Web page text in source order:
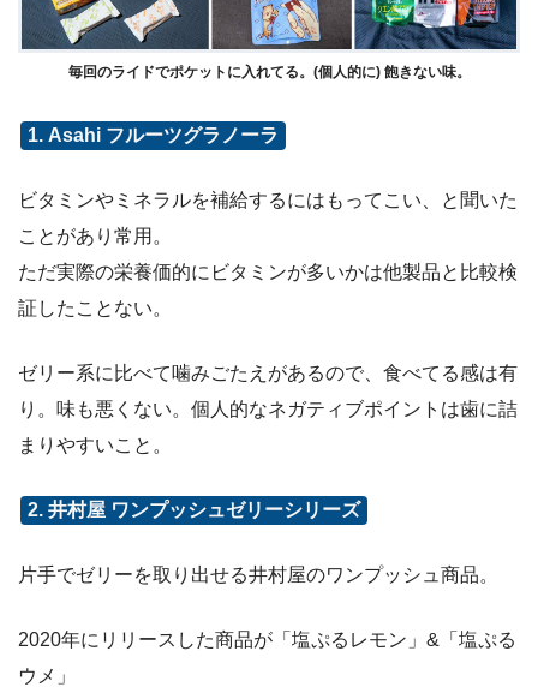
毎回のライドでポケットに入れてる。(個人的に) 飽きない味。
1. Asahi フルーツグラノーラ
ビタミンやミネラルを補給するにはもってこい、と聞いた
ことがあり常用。
ただ実際の栄養価的にビタミンが多いかは他製品と比較検
証したことない。
ゼリー系に比べて噛みごたえがあるので、食べてる感は有
り。味も悪くない。個人的なネガティブポイントは歯に詰
まりやすいこと。
2. 井村屋 ワンプッシュゼリーシリーズ
片手でゼリーを取り出せる井村屋のワンプッシュ商品。
2020年にリリースした商品が「塩ぷるレモン」&「塩ぷる
ウメ」